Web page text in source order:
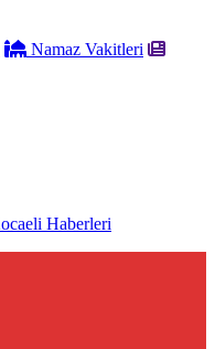
Namaz Vakitleri